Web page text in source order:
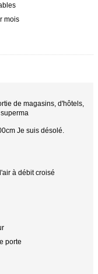
mois
de magasins, d'hôtels,
Je suis désolé.
à débit croisé
porte